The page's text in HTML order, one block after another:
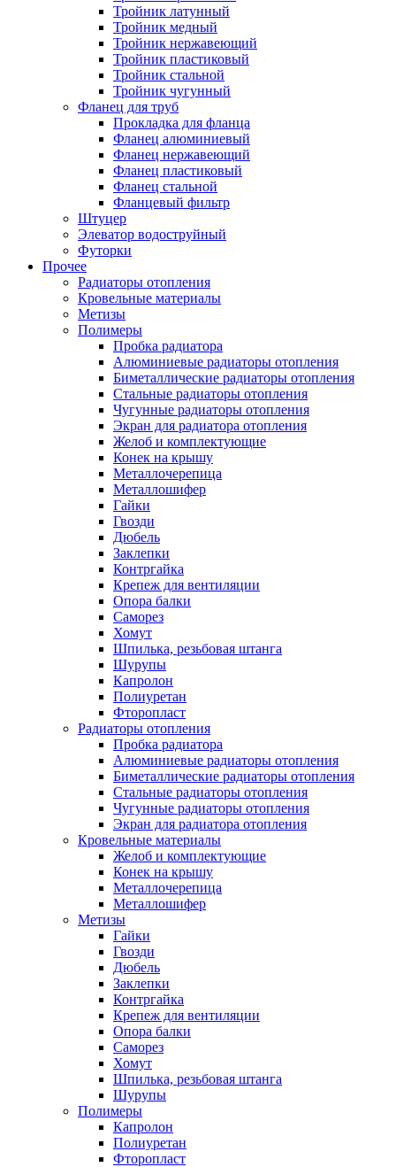
Тройник латунный
Тройник медный
Тройник нержавеющий
Тройник пластиковый
Тройник стальной
Тройник чугунный
Фланец для труб
Прокладка для фланца
Фланец алюминиевый
Фланец нержавеющий
Фланец пластиковый
Фланец стальной
Фланцевый фильтр
Штуцер
Элеватор водоструйный
Футорки
Прочее
Радиаторы отопления
Кровельные материалы
Метизы
Полимеры
Пробка радиатора
Алюминиевые радиаторы отопления
Биметаллические радиаторы отопления
Стальные радиаторы отопления
Чугунные радиаторы отопления
Экран для радиатора отопления
Желоб и комплектующие
Конек на крышу
Металлочерепица
Металлошифер
Гайки
Гвозди
Дюбель
Заклепки
Контргайка
Крепеж для вентиляции
Опора балки
Саморез
Хомут
Шпилька, резьбовая штанга
Шурупы
Капролон
Полиуретан
Фторопласт
Радиаторы отопления
Пробка радиатора
Алюминиевые радиаторы отопления
Биметаллические радиаторы отопления
Стальные радиаторы отопления
Чугунные радиаторы отопления
Экран для радиатора отопления
Кровельные материалы
Желоб и комплектующие
Конек на крышу
Металлочерепица
Металлошифер
Метизы
Гайки
Гвозди
Дюбель
Заклепки
Контргайка
Крепеж для вентиляции
Опора балки
Саморез
Хомут
Шпилька, резьбовая штанга
Шурупы
Полимеры
Капролон
Полиуретан
Фторопласт